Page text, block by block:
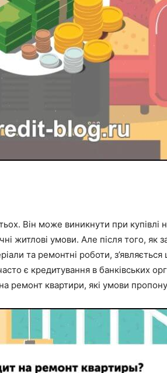
Він може виникнути при купівлі
житлові умови. Але після того, як
та ремонтні роботи,
є кредитування в банківських
ремонт квартири, які умови